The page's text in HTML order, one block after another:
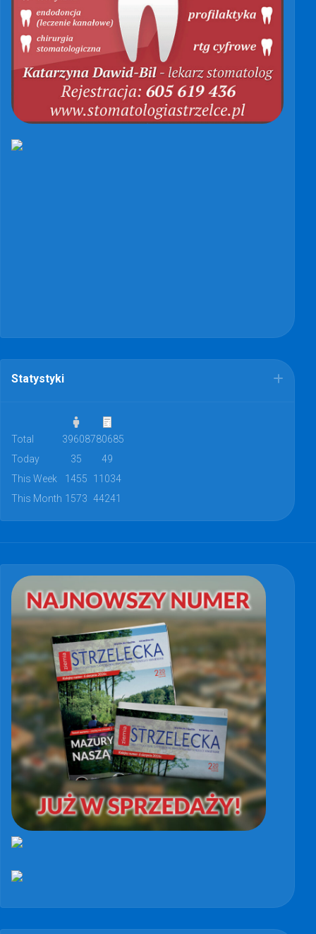
Statystyki
Total 39608780685
Today
35
49
This Week
1455
11034
This Month 1573 44241